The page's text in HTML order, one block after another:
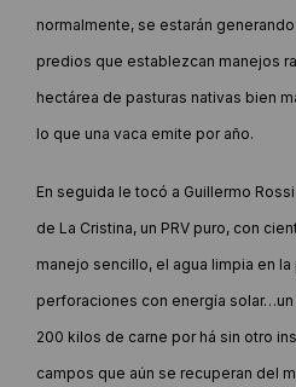
normalmente, se estarán
predios que establezcan manejos
hectárea de pasturas nativas bien
lo que una vaca emite por año.
En seguida le tocó a Guillermo
de La Cristina, un PRV puro, con
manejo sencillo, el agua limpia en
perforaciones con energía
200 kilos de carne por há sin otro
campos que aún se recuperan del